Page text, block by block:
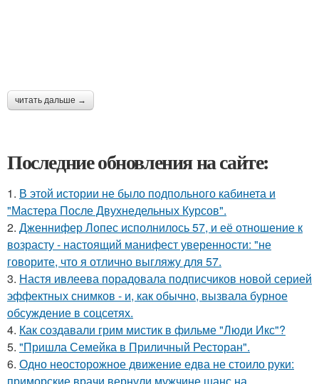
читать дальше →
Последние обновления на сайте:
1. В этой истории не было подпольного кабинета и
"Мастера После Двухнедельных Курсов".
2. Дженнифер Лопес исполнилось 57, и её отношение к
возрасту - настоящий манифест уверенности: "не
говорите, что я отлично выгляжу для 57.
3. Настя ивлеева порадовала подписчиков новой серией
эффектных снимков - и, как обычно, вызвала бурное
обсуждение в соцсетях.
4. Как создавали грим мистик в фильме "Люди Икс"?
5. "Пришла Семейка в Приличный Ресторан".
6. Одно неосторожное движение едва не стоило руки:
приморские врачи вернули мужчине шанс на